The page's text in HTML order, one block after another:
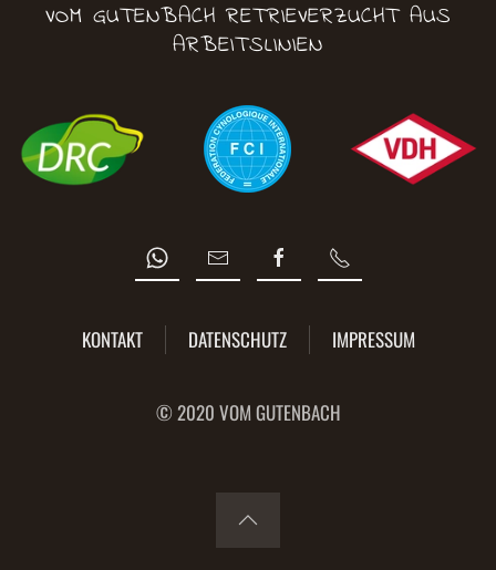
VOM GUTENBACH RETRIEVERZUCHT AUS
ARBEITSLINIEN
KONTAKT DATENSCHUTZ IMPRESSUM
© 2020 VOM GUTENBACH